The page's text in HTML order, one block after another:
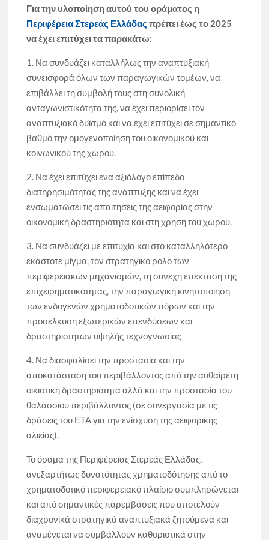
Για την υλοποίηση αυτού του οράματος η
Περιφέρεια Στερεάς Ελλάδας πρέπει έως το 2025
να έχει επιτύχει τα παρακάτω:
1. Να συνδυάζει καταλλήλως την αναπτυξιακή
συνεισφορά όλων των παραγωγικών τομέων, να
επιβάλλει τη συμβολή τους στη συνολική
ανταγωνιστικότητα της, να έχει περιορίσει τον
αναπτυξιακό δυϊσμό και να έχει επιτύχει σε σημαντικό
βαθμό την ομογενοποίηση του οικονομικού και
κοινωνικού της χώρου.
2. Να έχει επιτύχει ένα αξιόλογο επίπεδο
διατηρησιμότητας της ανάπτυξης και να έχει
ενσωματώσει τις απαιτήσεις της αειφορίας στην
οικονομική δραστηριότητα και στη χρήση του χώρου.
3. Να συνδυάζει με επιτυχία και στο καταλληλότερο
εκάστοτε μίγμα, τον στρατηγικό ρόλο των
περιφερειακών μηχανισμών, τη συνεχή επέκταση της
επιχειρηματικότητας, την παραγωγική κινητοποίηση
των ενδογενών χρηματοδοτικών πόρων και την
προσέλκυση εξωτερικών επενδύσεων και
δραστηριοτήτων υψηλής τεχνογνωσίας
4. Να διασφαλίσει την προστασία και την
αποκατάσταση του περιβάλλοντος από την αυθαίρετη
οικιστική δραστηριότητα αλλά και την προστασία του
θαλάσσιου περιβάλλοντος (σε συνεργασία με τις
δράσεις του ΕΤΑ για την ενίσχυση της αειφορικής
αλιείας).
Το όραμα της Περιφέρειας Στερεάς Ελλάδας,
ανεξαρτήτως δυνατότητας χρηματοδότησης από το
χρηματοδοτικό περιφερειακό πλαίσιο συμπληρώνεται
και από σημαντικές παρεμβάσεις που αποτελούν
διαχρονικά στρατηγικά αναπτυξιακά ζητούμενα και
αναμένεται να συμβάλλουν καθοριστικά στην